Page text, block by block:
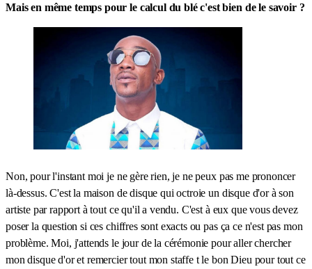
Mais en même temps pour le calcul du blé c'est bien de le savoir ?
Non, pour l'instant moi je ne gère rien, je ne peux pas me prononcer
là-dessus. C'est la maison de disque qui octroie un disque d'or à son
artiste par rapport à tout ce qu'il a vendu. C'est à eux que vous devez
poser la question si ces chiffres sont exacts ou pas ça ce n'est pas mon
problème. Moi, j'attends le jour de la cérémonie pour aller chercher
mon disque d'or et remercier tout mon staffe t le bon Dieu pour tout ce